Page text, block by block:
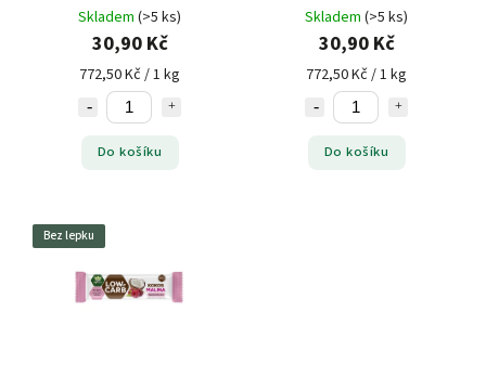
Skladem (>5 ks)
30,90 Kč
772,50 Kč / 1 kg
Do košíku
Skladem (>5 ks)
30,90 Kč
772,50 Kč / 1 kg
Do košíku
Bez lepku